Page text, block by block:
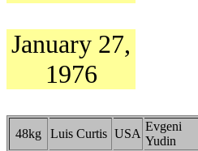
January 27,
1976
48kg Luis Curtis USA
Evgeni
Yudin